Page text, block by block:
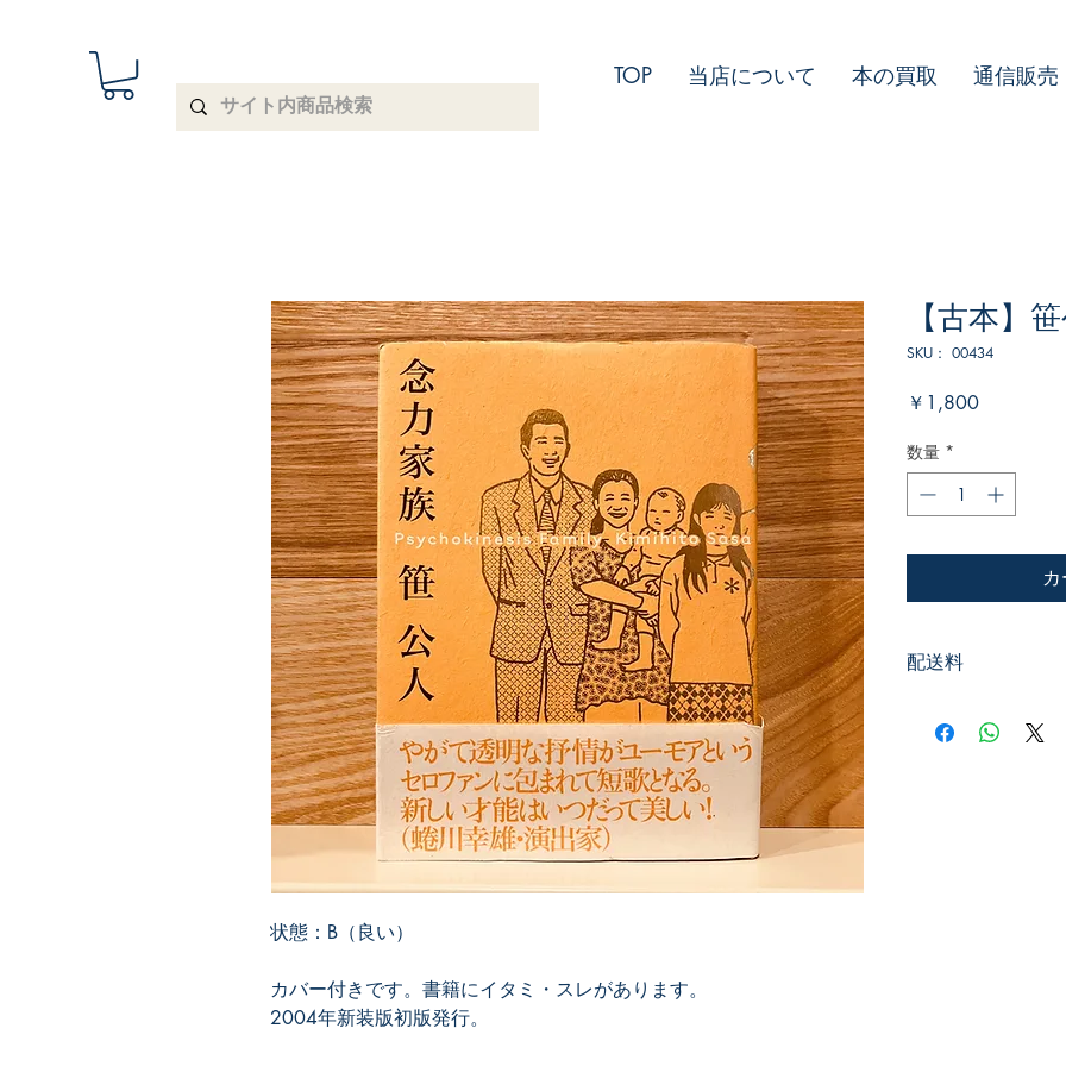
TOP 当店について 本の買取 通信販売
状態：B（良い）
カバー付きです。書籍にイタミ・スレがあります。
2004年新装版初版発行。
【古本】
SKU： 00434
￥1,800価
数量 *
配送料